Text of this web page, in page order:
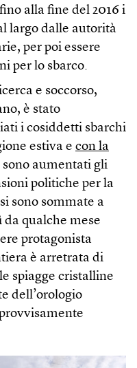
alla fine del 2016 i
largo dalle autorità
per poi essere
per lo sbarco.
e soccorso,
è stato
i cosiddetti sbarchi
estiva e con la
sono aumentati gli
politiche per la
sono sommate a
qualche mese
protagonista
è arretrata di
spiagge cristalline
dell’orologio